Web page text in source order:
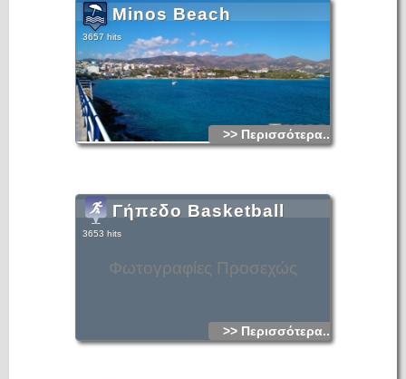
Minos Beach
3657 hits
>> Περισσότερα...
Φωτογραφίες Προσεχώς
Γήπεδο Basketball
3653 hits
>> Περισσότερα...